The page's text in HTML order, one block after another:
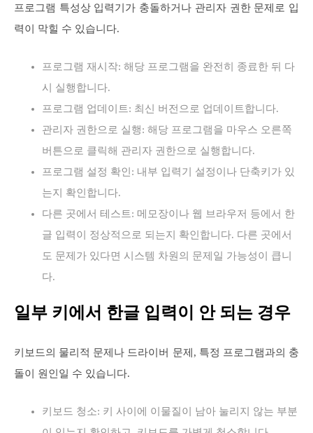
프로그램 특성상 입력기가 충돌하거나 관리자 권한 문제로 입
력이 막힐 수 있습니다.
프로그램 재시작: 해당 프로그램을 완전히 종료한 뒤 다
시 실행합니다.
프로그램 업데이트: 최신 버전으로 업데이트합니다.
관리자 권한으로 실행: 해당 프로그램을 마우스 오른쪽
버튼으로 클릭해 관리자 권한으로 실행합니다.
프로그램 설정 확인: 내부 입력기 설정이나 단축키가 있
는지 확인합니다.
다른 곳에서 테스트: 메모장이나 웹 브라우저 등에서 한
글 입력이 정상적으로 되는지 확인합니다. 다른 곳에서
도 문제가 있다면 시스템 차원의 문제일 가능성이 큽니
다.
일부 키에서 한글 입력이 안 되는 경우
키보드의 물리적 문제나 드라이버 문제, 특정 프로그램과의 충
돌이 원인일 수 있습니다.
키보드 청소: 키 사이에 이물질이 남아 눌리지 않는 부분